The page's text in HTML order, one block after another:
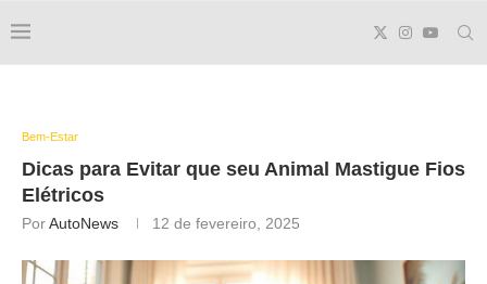
Bem-Estar
Dicas para Evitar que seu Animal Mastigue Fios
Elétricos
PorAutoNews 12 de fevereiro, 2025